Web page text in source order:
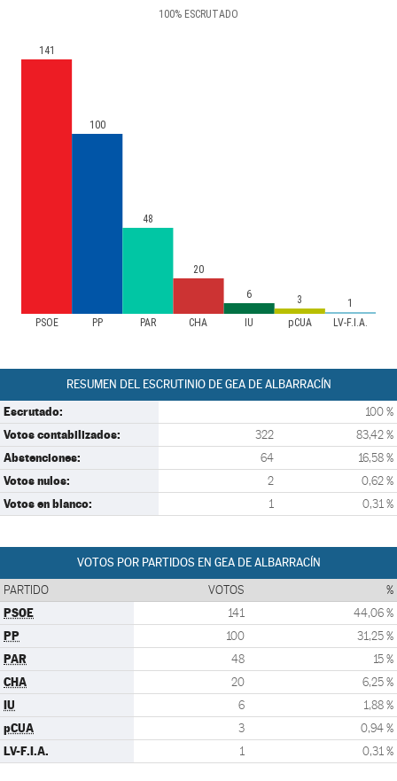
100% ESCRUTADO
PSOE PP PAR CHA IU pCUA LV-F.I.A.
141
100
48
20
6
3 1
RESUMEN DEL ESCRUTINIO DE GEA DE ALBARRACÍN
Escrutado: 100 %
Votos contabilizados: 322 83,42 %
Abstenciones: 64 16,58 %
Votos nulos: 2 0,62 %
Votos en blanco: 1 0,31 %
VOTOS POR PARTIDOS EN GEA DE ALBARRACÍN
PARTIDO VOTOS %
PSOE 141 44,06 %
PP 100 31,25 %
PAR 48 15 %
CHA 20 6,25 %
IU 6 1,88 %
pCUA 3 0,94 %
LV-F.I.A. 1 0,31 %